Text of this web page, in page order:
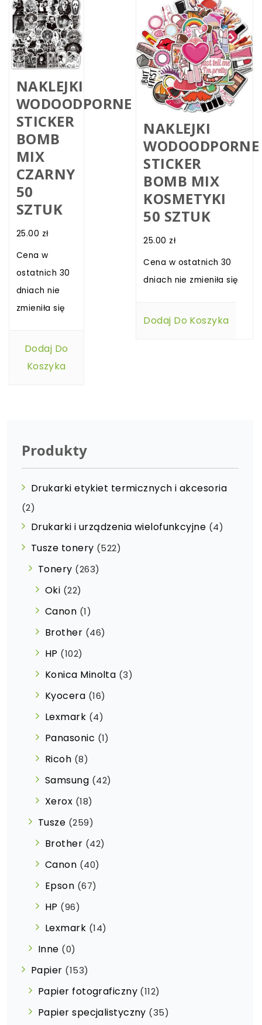
NAKLEJKI
WODOODPORNE
STICKER
BOMB
MIX
CZARNY
50
SZTUK
25.00 zł
Cena w
ostatnich 30
dniach nie
zmieniła się
Dodaj Do
Koszyka
NAKLEJKI
WODOODPORNE
STICKER
BOMB MIX
KOSMETYKI
50 SZTUK
25.00 zł
Cena w ostatnich 30
dniach nie zmieniła się
Dodaj Do Koszyka
Produkty
Drukarki etykiet termicznych i akcesoria
(2)
Drukarki i urządzenia wielofunkcyjne (4)
Tusze tonery (522)
Tonery (263)
Oki (22)
Canon (1)
Brother (46)
HP (102)
Konica Minolta (3)
Kyocera (16)
Lexmark (4)
Panasonic (1)
Ricoh (8)
Samsung (42)
Xerox (18)
Tusze (259)
Brother (42)
Canon (40)
Epson (67)
HP (96)
Lexmark (14)
Inne (0)
Papier (153)
Papier fotograficzny (112)
Papier specjalistyczny (35)